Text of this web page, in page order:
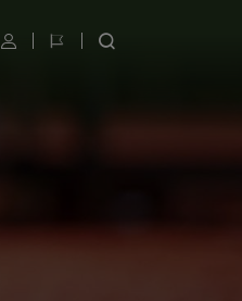
UtilisateurChangerRECHERCHER